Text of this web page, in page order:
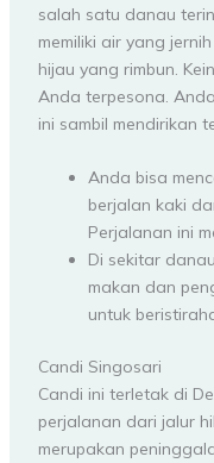
salah satu danau
memiliki air yang
hijau yang rimbun.
Anda terpesona.
ini sambil mendirikan
Anda bisa
berjalan kaki
Perjalanan ini
Di sekitar
makan dan
untuk
Candi Singosari
Candi ini terletak di
perjalanan dari jalur
merupakan